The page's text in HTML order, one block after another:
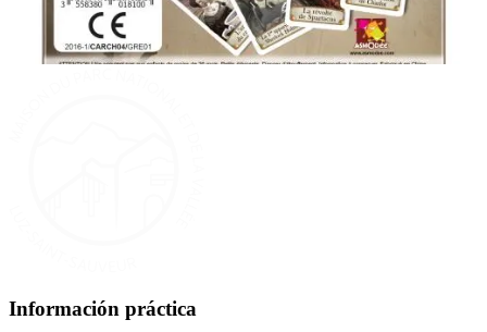
Información práctica